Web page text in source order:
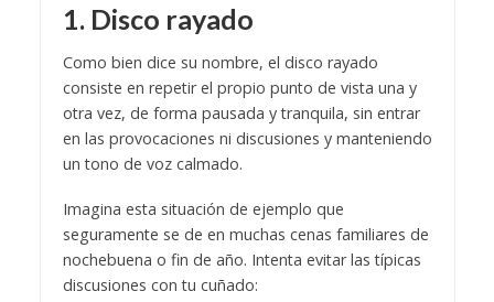
1. Disco rayado
Como bien dice su nombre, el disco rayado
consiste en repetir el propio punto de vista una y
otra vez, de forma pausada y tranquila, sin entrar
en las provocaciones ni discusiones y manteniendo
un tono de voz calmado.
Imagina esta situación de ejemplo que
seguramente se de en muchas cenas familiares de
nochebuena o fin de año. Intenta evitar las típicas
discusiones con tu cuñado: